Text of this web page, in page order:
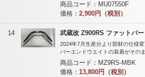
商品コード： MU07550F
価格： 2,900円（税別）
14 武蔵改 Z900RS ファットバー
2024年7月生産分より部材の仕様
バーエンドウエイトの装着がその
商品コード： MZ9RS-MBK
価格： 13,800円（税別）